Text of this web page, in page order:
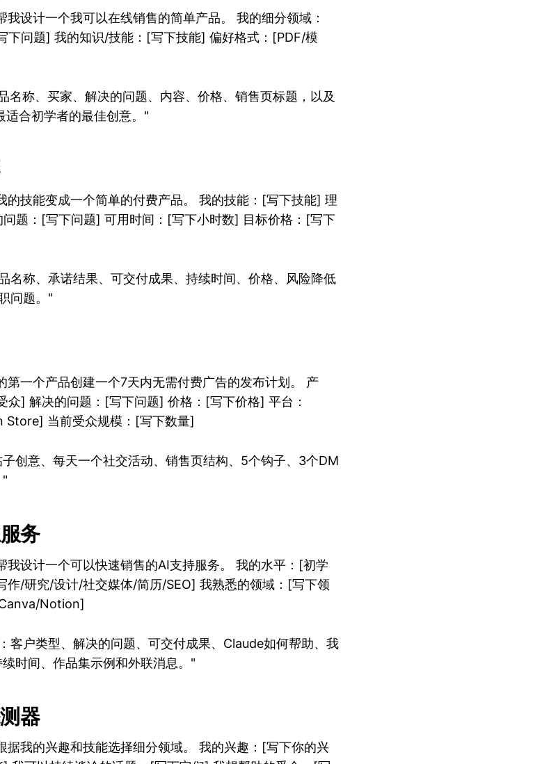
设计一个我可以在线销售的简单产品。 我的细分领域：
下问题] 我的知识/技能：[写下技能] 偏好格式：[PDF/模
名称、买家、解决的问题、内容、价格、销售页标题，以及
合初学者的最佳创意。"
的技能变成一个简单的付费产品。 我的技能：[写下技能] 理
题：[写下问题] 可用时间：[写下小时数] 目标价格：[写下
名称、承诺结果、可交付成果、持续时间、价格、风险降低
问题。"
第一个产品创建一个7天内无需付费广告的发布计划。 产
众] 解决的问题：[写下问题] 价格：[写下价格] 平台：
当前受众规模：[写下数量]
创意、每天一个社交活动、销售页结构、5个钩子、3个DM
"
务
我设计一个可以快速销售的AI支持服务。 我的水平：[初学
作/研究/设计/社交媒体/简历/SEO] 我熟悉的领域：[写下领
Notion]
客户类型、解决的问题、可交付成果、Claude如何帮助、我
时间、作品集示例和外联消息。"
器
据我的兴趣和技能选择细分领域。 我的兴趣：[写下你的兴